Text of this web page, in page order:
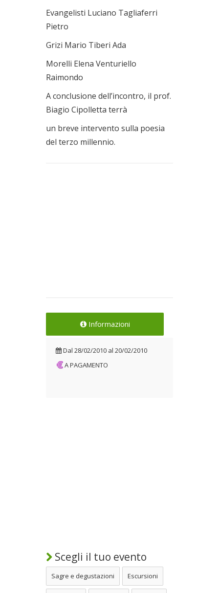
Evangelisti Luciano Tagliaferri
Pietro
Grizi Mario Tiberi Ada
Morelli Elena Venturiello
Raimondo
A conclusione dell’incontro, il prof.
Biagio Cipolletta terrà
un breve intervento sulla poesia
del terzo millennio.
Informazioni
Dal 28/02/2010 al 20/02/2010
A PAGAMENTO
Scegli il tuo evento
Sagre e degustazioni Escursioni